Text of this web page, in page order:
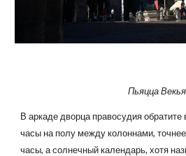
Пьяцца Векья
В аркаде дворца правосудия
часы на полу между колоннами,
часы, а солнечный календарь, хотя